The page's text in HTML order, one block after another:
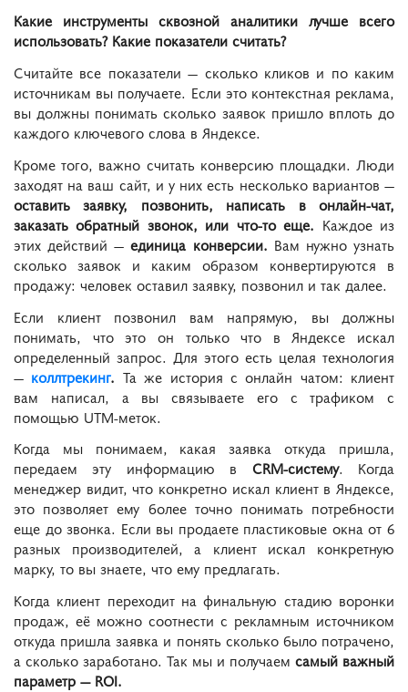
Какие инструменты сквозной аналитики лучше всего
использовать? Какие показатели считать?
Считайте все показатели — сколько кликов и по каким
источникам вы получаете. Если это контекстная реклама,
вы должны понимать сколько заявок пришло вплоть до
каждого ключевого слова в Яндексе.
Кроме того, важно считать конверсию площадки. Люди
заходят на ваш сайт, и у них есть несколько вариантов —
оставить заявку, позвонить, написать в онлайн-чат,
заказать обратный звонок, или что-то еще. Каждое из
этих действий —единица конверсии. Вам нужно узнать
сколько заявок и каким образом конвертируются в
продажу: человек оставил заявку, позвонил и так далее.
Если клиент позвонил вам напрямую, вы должны
понимать, что это он только что в Яндексе искал
определенный запрос. Для этого есть целая технология
— коллтрекинг. Та же история с онлайн чатом: клиент
вам написал, а вы связываете его с трафиком с
помощью UTM-меток.
Когда мы понимаем, какая заявка откуда пришла,
передаем эту информацию в CRM-систему. Когда
менеджер видит, что конкретно искал клиент в Яндексе,
это позволяет ему более точно понимать потребности
еще до звонка. Если вы продаете пластиковые окна от 6
разных производителей, а клиент искал конкретную
марку, то вы знаете, что ему предлагать.
Когда клиент переходит на финальную стадию воронки
продаж, её можно соотнести с рекламным источником
откуда пришла заявка и понять сколько было потрачено,
а сколько заработано. Так мы и получаем самый важный
параметр — ROI.